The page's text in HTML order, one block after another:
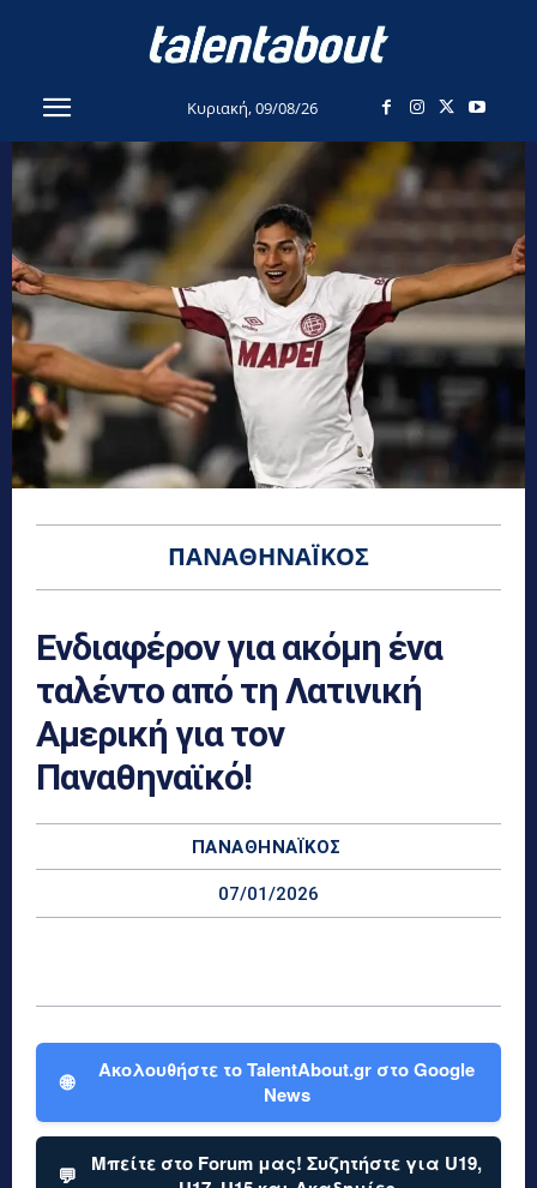
Κυριακή, 09/08/26
ΠΑΝΑΘΗΝΑΪΚΌΣ
Ενδιαφέρον για ακόμη ένα
ταλέντο από τη Λατινική
Αμερική για τον
Παναθηναϊκό!
ΠΑΝΑΘΗΝΑΪΚΌΣ
07/01/2026
🌐
Ακολουθήστε το TalentAbout.gr στο Google
News
💬
Μπείτε στο Forum μας! Συζητήστε για U19,